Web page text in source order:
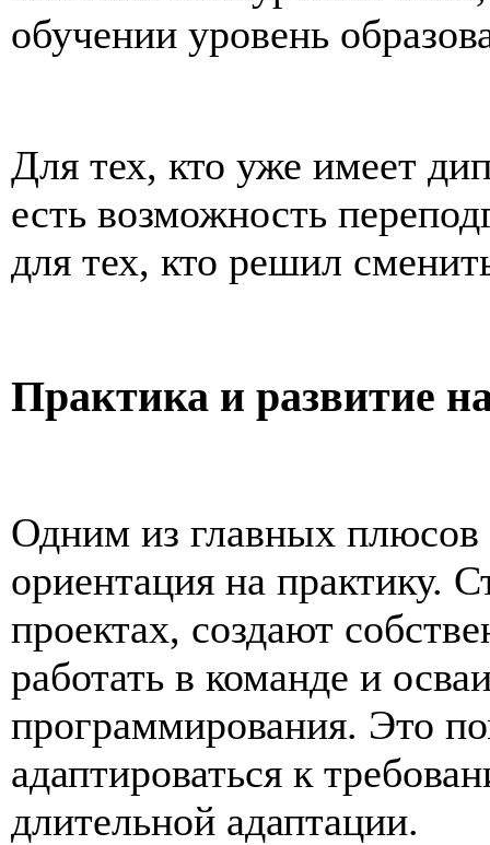
обучении уровень
Для тех, кто уже имеет
есть возможность
для тех, кто решил
Практика и развитие
Одним из главных
ориентация на практику.
проектах, создают
работать в команде и
программирования. Это
адаптироваться к
длительной адаптации.